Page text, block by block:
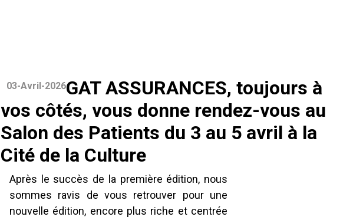
03-Avril-2026GAT ASSURANCES, toujours à
vos côtés, vous donne rendez-vous au
Salon des Patients du 3 au 5 avril à la
Cité de la Culture
Après le succès de la première édition, nous
sommes ravis de vous retrouver pour une
nouvelle édition, encore plus riche et centrée